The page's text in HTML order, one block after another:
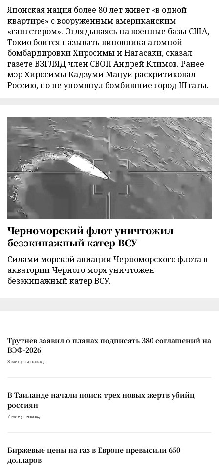
Японская нация более 80 лет живет «в одной
квартире» с вооруженным американским
«гангстером». Оглядываясь на военные базы США,
Токио боится называть виновника атомной
бомбардировки Хиросимы и Нагасаки, сказал
газете ВЗГЛЯД член СВОП Андрей Климов. Ранее
мэр Хиросимы Кадзуми Мацуи раскритиковал
Россию, но не упомянул бомбившие город Штаты.
Черноморский флот уничтожил
безэкипажный катер ВСУ
Силами морской авиации Черноморского флота в
акватории Черного моря уничтожен
безэкипажный катер ВСУ.
Трутнев заявил о планах подписать 380 соглашений на
ВЭФ-2026
3 минуты назад
В Таиланде начали поиск трех новых жертв убийц
россиян
7 минут назад
Биржевые цены на газ в Европе превысили 650
долларов